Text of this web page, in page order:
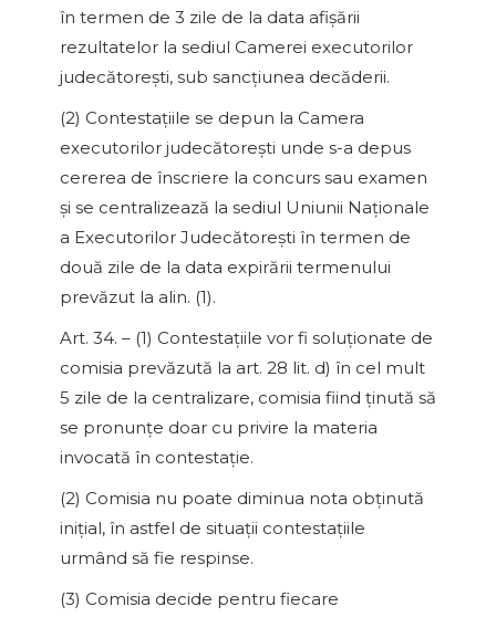
în termen de 3 zile de la data afişării
rezultatelor la sediul Camerei executorilor
judecătoreşti, sub sancţiunea decăderii.
(2) Contestaţiile se depun la Camera
executorilor judecătoreşti unde s-a depus
cererea de înscriere la concurs sau examen
şi se centralizează la sediul Uniunii Naţionale
a Executorilor Judecătoreşti în termen de
două zile de la data expirării termenului
prevăzut la alin. (1).
Art. 34. – (1) Contestaţiile vor fi soluţionate de
comisia prevăzută la art. 28 lit. d) în cel mult
5 zile de la centralizare, comisia fiind ţinută să
se pronunţe doar cu privire la materia
invocată în contestaţie.
(2) Comisia nu poate diminua nota obţinută
iniţial, în astfel de situaţii contestaţiile
urmând să fie respinse.
(3) Comisia decide pentru fiecare